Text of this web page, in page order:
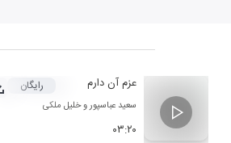
عزم آن دارم
سعید عباسپوروخلیل ملکی
۰۳:۲۰
رایگان